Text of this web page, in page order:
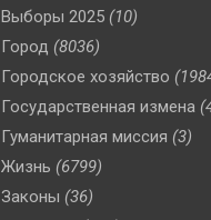
Выборы 2025 (10)
Город (8036)
Городское хозяйство
Государственная измена
Гуманитарная миссия (3)
Жизнь (6799)
Законы (36)